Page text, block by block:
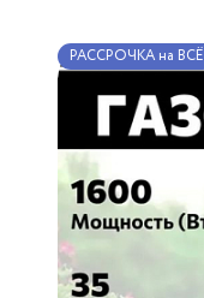
РАССРОЧКА на ВСЁ